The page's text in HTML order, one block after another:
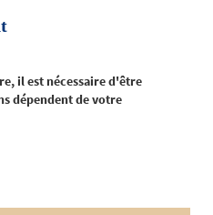
il est nécessaire d'être
dépendent de votre